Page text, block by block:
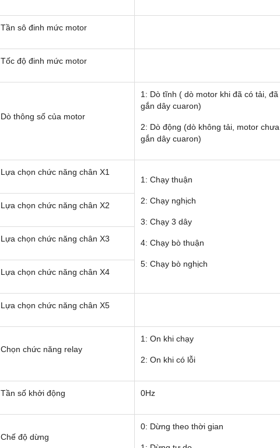
Tần sô đinh mức motor
Tốc độ đinh mức motor
Dò thông số của motor
1: Dò tĩnh ( dò motor khi đã có tải, đã
gắn dây cuaron)
2: Dò động (dò không tải, motor chưa
gắn dây cuaron)
Lựa chọn chức năng chân X1
1: Chạy thuận
2: Chạy nghịch
3: Chạy 3 dây
4: Chạy bò thuận
5: Chạy bò nghịch
Lựa chọn chức năng chân X2
Lựa chọn chức năng chân X3
Lựa chọn chức năng chân X4
Lựa chọn chức năng chân X5
Chọn chức năng relay
1: On khi chạy
2: On khi có lỗi
Tần số khởi động 0Hz
Chế độ dừng
0: Dừng theo thời gian